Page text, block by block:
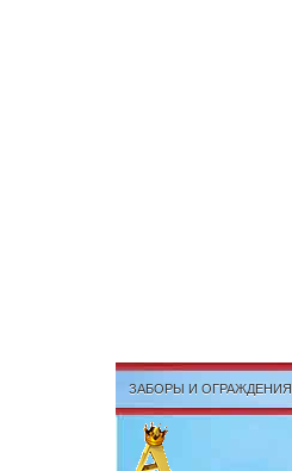
ЗАБОРЫ И ОГРАЖДЕНИЯ